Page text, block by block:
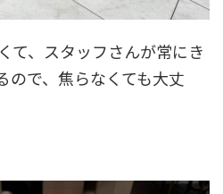
て、スタッフさんが常にき
ので、焦らなくても大丈